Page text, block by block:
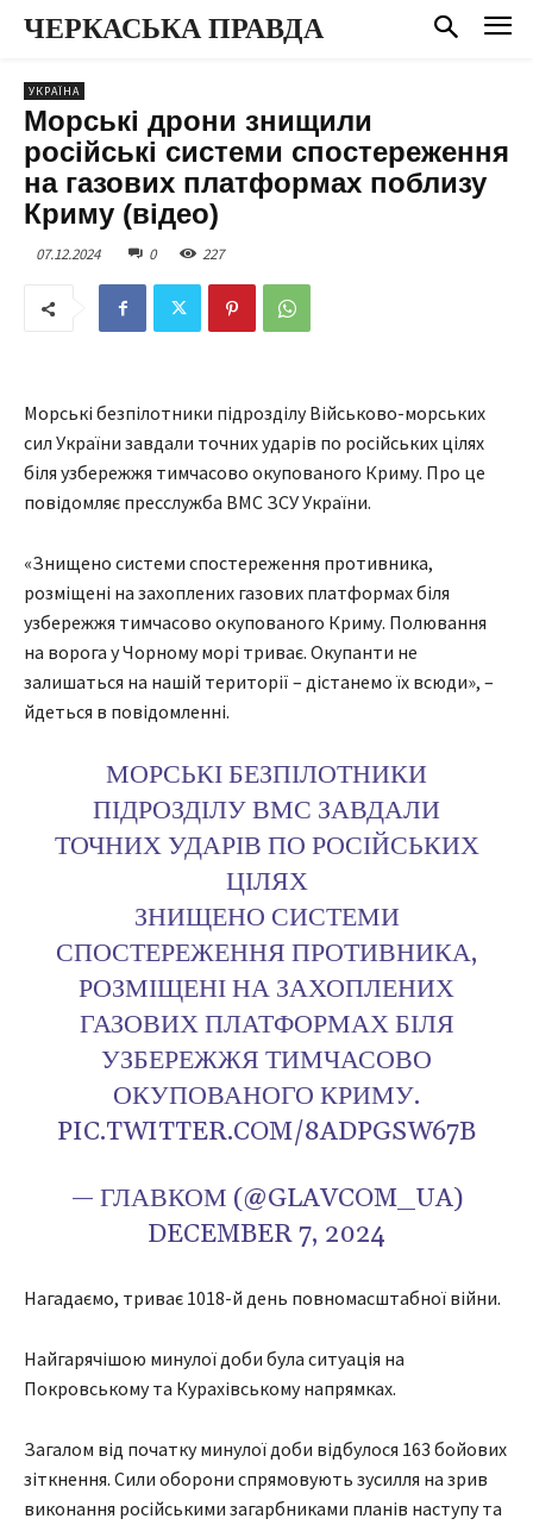
ЧЕРКАСЬКА ПРАВДА
УКРАЇНА
Морські дрони знищили
російські системи спостереження
на газових платформах поблизу
Криму (відео)
07.12.2024 0 227
Морські безпілотники підрозділу Військово-морських
сил України завдали точних ударів по російських цілях
біля узбережжя тимчасово окупованого Криму. Про це
повідомляє пресслужба ВМС ЗСУ України.
«Знищено системи спостереження противника,
розміщені на захоплених газових платформах біля
узбережжя тимчасово окупованого Криму. Полювання
на ворога у Чорному морі триває. Окупанти не
залишаться на нашій території – дістанемо їх всюди», –
йдеться в повідомленні.
МОРСЬКІ БЕЗПІЛОТНИКИ
ПІДРОЗДІЛУ ВМС ЗАВДАЛИ
ТОЧНИХ УДАРІВ ПО РОСІЙСЬКИХ
ЦІЛЯХ
ЗНИЩЕНО СИСТЕМИ
СПОСТЕРЕЖЕННЯ ПРОТИВНИКА,
РОЗМІЩЕНІ НА ЗАХОПЛЕНИХ
ГАЗОВИХ ПЛАТФОРМАХ БІЛЯ
УЗБЕРЕЖЖЯ ТИМЧАСОВО
ОКУПОВАНОГО КРИМУ.
PIC.TWITTER.COM/8ADPGSW67B
— ГЛАВКОМ (@GLAVCOM_UA)
DECEMBER 7, 2024
Нагадаємо, триває 1018-й день повномасштабної війни.
Найгарячішою минулої доби була ситуація на
Покровському та Курахівському напрямках.
Загалом від початку минулої доби відбулося 163 бойових
зіткнення. Сили оборони спрямовують зусилля на зрив
виконання російськими загарбниками планів наступу та